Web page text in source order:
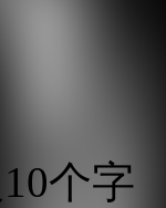
个字